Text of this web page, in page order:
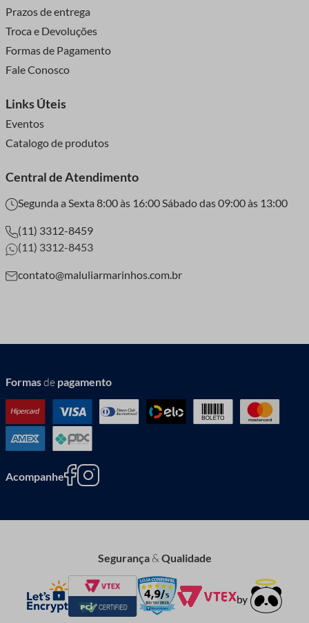
Prazos de entrega
Troca e Devoluções
Formas de Pagamento
Fale Conosco
Links Úteis
Eventos
Catalogo de produtos
Central de Atendimento
Segunda a Sexta 8:00 às 16:00 Sábado das 09:00 às 13:00
(11) 3312-8459
(11) 3312-8453
contato@maluliarmarinhos.com.br
Formasde pagamento
Acompanhe
Segurança&Qualidade